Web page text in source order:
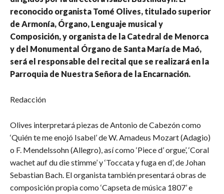
reconocido organista Tomé Olives, titulado superior
de Armonía, Órgano, Lenguaje musical y
Composición, y organista de la Catedral de Menorca
y del Monumental Órgano de Santa María de Maó,
será el responsable del recital que se realizará en la
Parroquia de Nuestra Señora de la Encarnación.
Redacción
Olives interpretará piezas de Antonio de Cabezón como
‘Quién te me enojó Isabel’ de W. Amadeus Mozart (Adagio)
o F. Mendelssohn (Allegro), así como ‘Piece d’ orgue’, ‘Coral
wachet auf du die stimme’ y ‘Toccata y fuga en d’, de Johan
Sebastian Bach. El organista también presentará obras de
composición propia como ‘Capseta de música 1807’ e